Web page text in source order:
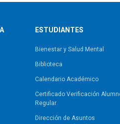
ESTUDIANTES
Bienestar y Salud Mental
Biblioteca
Calendario Académico
Certificado Verificación
Regular
Dirección de Asuntos